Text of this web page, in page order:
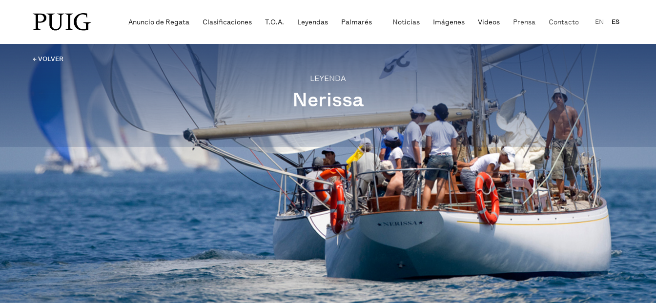
Anuncio de Regata Clasificaciones T.O.A. Leyendas Palmarés Noticias Imágenes Videos Prensa Contacto EN ES
← VOLVER
LEYENDA
Nerissa